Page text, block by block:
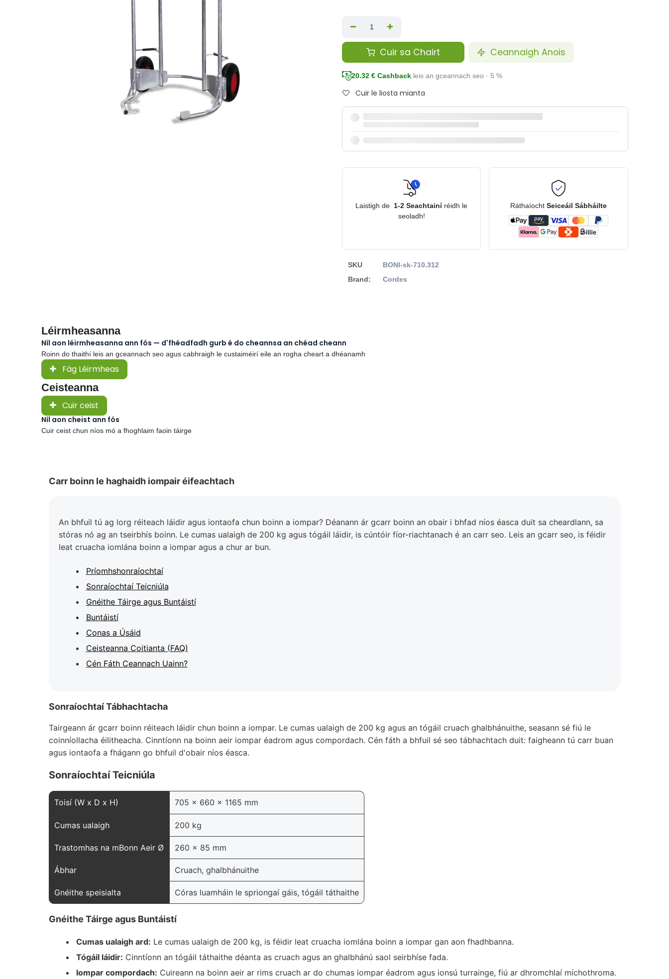
Cuir sa Chairt Ceannaigh Anois
20.32 € Cashback leis an gceannach seo · 5 %
Cuir le liosta mianta
Laistigh de 1-2 Seachtainí réidh le
seoladh!
Ráthaíocht Seiceáil Sábháilte
SKU
BONI-sk-710.312
Brand:
Cordes
Léirmheasanna
Níl aon léirmheasanna ann fós — d'fhéadfadh gurb é do cheannsa an chéad cheann
Roinn do thaithí leis an gceannach seo agus cabhraigh le custaiméirí eile an rogha cheart a dhéanamh
Fág Léirmheas
Ceisteanna
Cuir ceist
Níl aon cheist ann fós
Cuir ceist chun níos mó a fhoghlaim faoin táirge
Carr boinn le haghaidh iompair éifeachtach
An bhfuil tú ag lorg réiteach láidir agus iontaofa chun boinn a iompar? Déanann ár gcarr boinn an obair i bhfad níos éasca duit sa cheardlann, sa
stóras nó ag an tseirbhís boinn. Le cumas ualaigh de 200 kg agus tógáil láidir, is cúntóir fíor-riachtanach é an carr seo. Leis an gcarr seo, is féidir
leat cruacha iomlána boinn a iompar agus a chur ar bun.
Príomhshonraíochtaí
Sonraíochtaí Teicniúla
Gnéithe Táirge agus Buntáistí
Buntáistí
Conas a Úsáid
Ceisteanna Coitianta (FAQ)
Cén Fáth Ceannach Uainn?
Sonraíochtaí Tábhachtacha
Tairgeann ár gcarr boinn réiteach láidir chun boinn a iompar. Le cumas ualaigh de 200 kg agus an tógáil cruach ghalbhánuithe, seasann sé fiú le
coinníollacha éilitheacha. Cinntíonn na boinn aeir iompar éadrom agus compordach. Cén fáth a bhfuil sé seo tábhachtach duit: faigheann tú carr buan
agus iontaofa a fhágann go bhfuil d'obair níos éasca.
Sonraíochtaí Teicniúla
Toisí (W x D x H) 705 x 660 x 1165 mm
Cumas ualaigh 200 kg
Trastomhas na mBonn Aeir Ø 260 x 85 mm
Ábhar Cruach, ghalbhánuithe
Gnéithe speisialta Córas luamháin le spriongaí gáis, tógáil táthaithe
Gnéithe Táirge agus Buntáistí
Cumas ualaigh ard: Le cumas ualaigh de 200 kg, is féidir leat cruacha iomlána boinn a iompar gan aon fhadhbanna.
Tógáil láidir: Cinntíonn an tógáil táthaithe déanta as cruach agus an ghalbhánú saol seirbhíse fada.
Iompar compordach: Cuireann na boinn aeir ar rims cruach ar do chumas iompar éadrom agus ionsú turrainge, fiú ar dhromchlaí míchothroma.